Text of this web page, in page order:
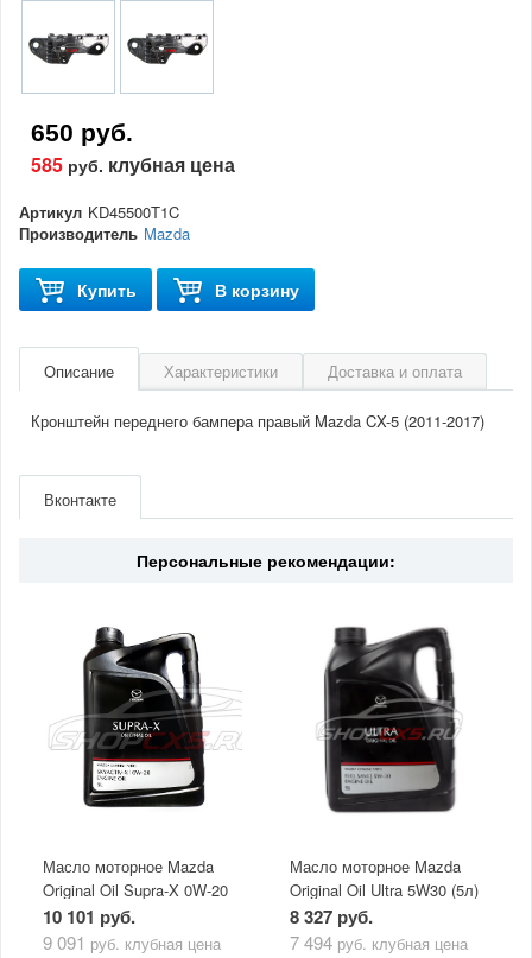
650 руб.
585 руб. клубная цена
Артикул KD45500T1C
Производитель Mazda
Купить В корзину
Описание Характеристики Доставка и оплата
Кронштейн переднего бампера правый Mazda CX-5 (2011-2017)
Вконтакте
Персональные рекомендации:
Масло моторное Mazda
Original Oil Supra-X 0W-20
(5 л)
10 101 руб.
9 091 руб. клубная цена
Масло моторное Mazda
Original Oil Ultra 5W30 (5л)
8 327 руб.
7 494 руб. клубная цена